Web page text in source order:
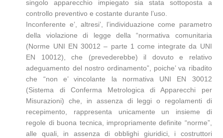
singolo apparecchio impiegato sia stata sottoposta a
controllo preventivo e costante durante l’uso.
Inconferente e’, altresi’, l’individuazione come parametro
della violazione di legge della “normativa comunitaria
(Norme UNI EN 30012 – parte 1 come integrate da UNI
EN 10012), che (prevederebbe) il dovuto e relativo
adeguamento del nostro ordinamento”, poiche’ va ribadito
che “non e’ vincolante la normativa UNI EN 30012
(Sistema di Conferma Metrologica di Apparecchi per
Misurazioni) che, in assenza di leggi o regolamenti di
recepimento, rappresenta unicamente un insieme di
regole di buona tecnica, impropriamente definite “norme”,
alle quali, in assenza di obblighi giuridici, i costruttori